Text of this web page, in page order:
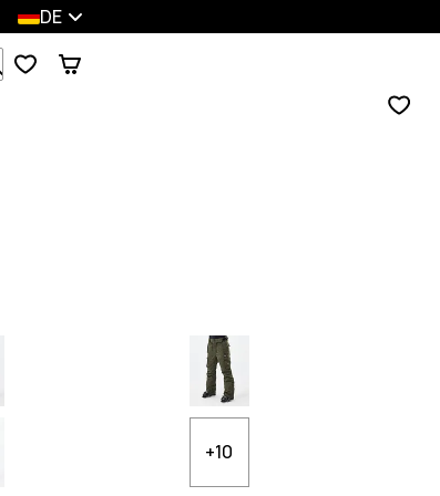
DE
Durchsuche 1 000+ Produkte
+10